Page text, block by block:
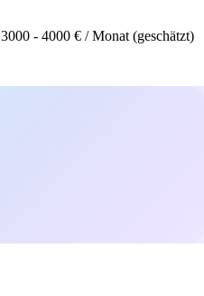
3000 - 4000 € / Monat (geschätzt)